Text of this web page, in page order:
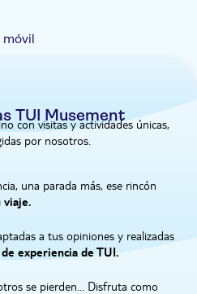
condiciones de cultivo
vinos que reflejan el terruño.
ligero a base de platos
productos del viñedo,
vinos de etiqueta negra.
móvil
TUI Musement
con visitas y actividades únicas,
por nosotros.
una parada más, ese rincón
viaje.
a tus opiniones y realizadas
experiencia de TUI.
se pierden... Disfruta como